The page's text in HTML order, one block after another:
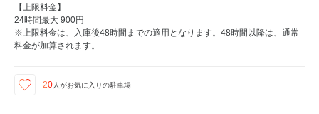
【上限料金】
24時間最大 900円
※上限料金は、入庫後48時間までの適用となります。48時間以降は、通常
料金が加算されます。
20 人がお気に入りの駐車場